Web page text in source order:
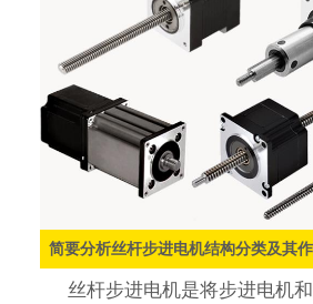
简要分析丝杆步进电机结构分类及其
丝杆步进电机是将步进电机